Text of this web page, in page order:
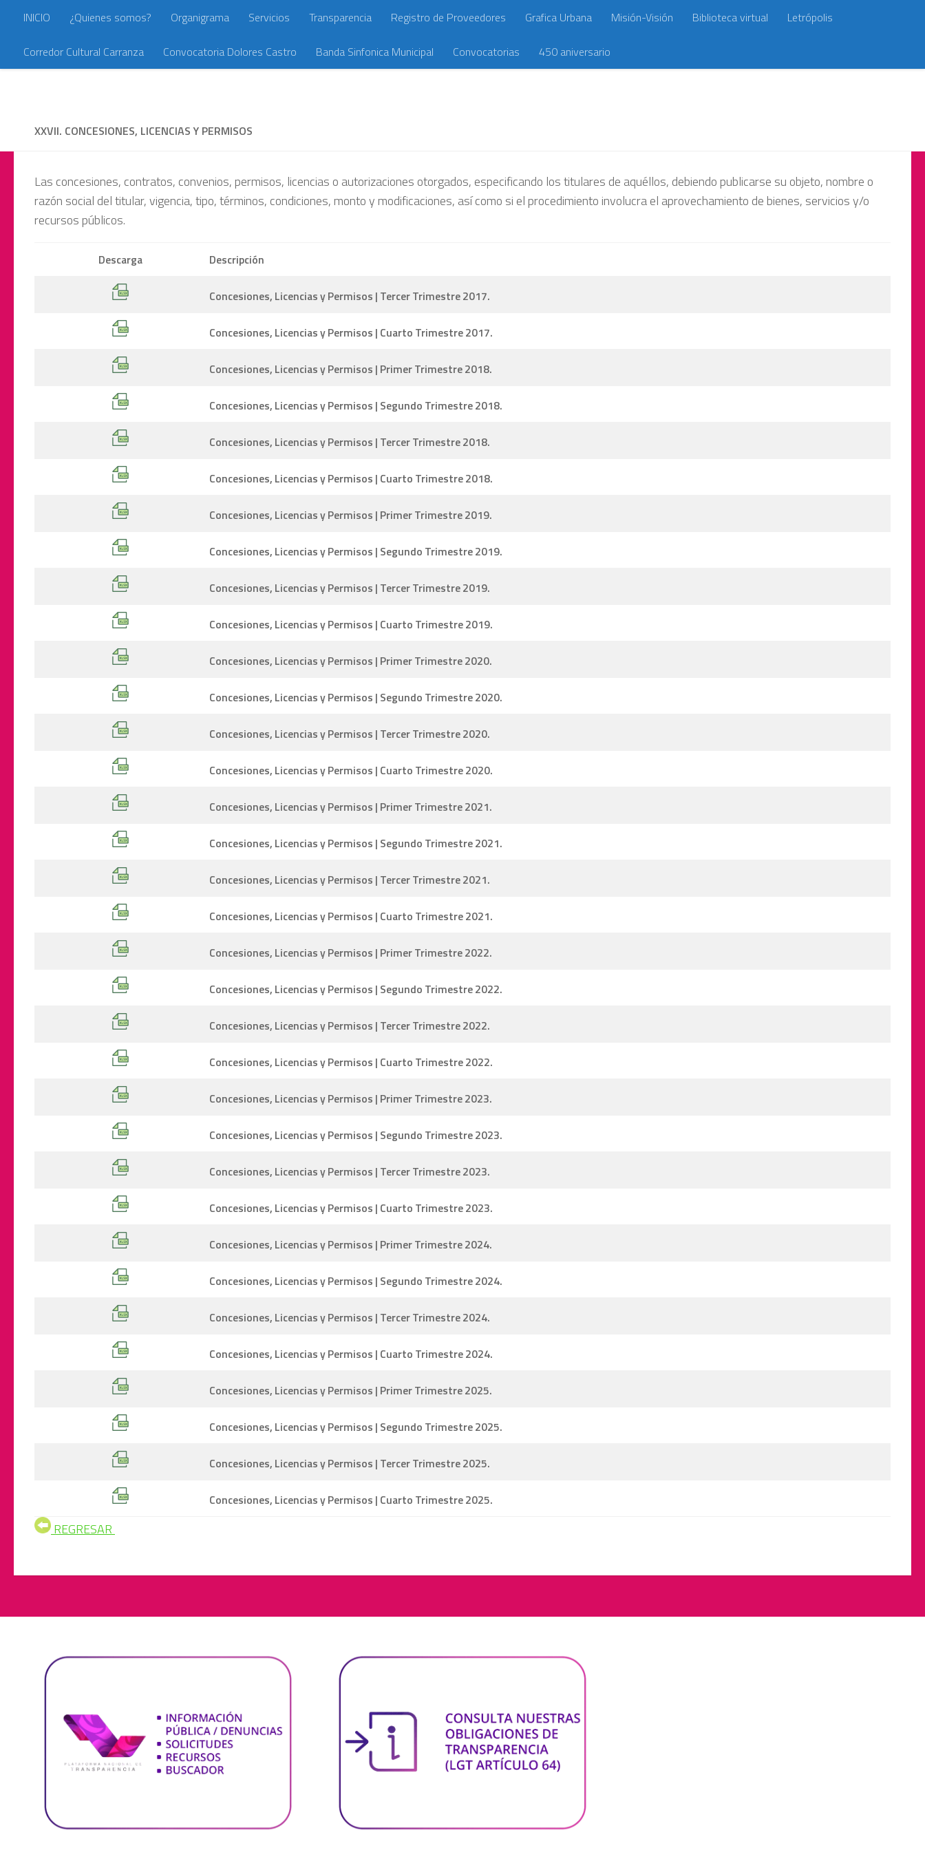
Saltar al contenido
INICIO ¿Quienes somos? Organigrama Servicios Transparencia Registro de Proveedores Grafica Urbana Misión-Visión Biblioteca virtual Letrópolis
Corredor Cultural Carranza Convocatoria Dolores Castro Banda Sinfonica Municipal Convocatorias 450 aniversario
XXVII. CONCESIONES, LICENCIAS Y PERMISOS
Las concesiones, contratos, convenios, permisos, licencias o autorizaciones otorgados, especificando los titulares de aquéllos, debiendo publicarse su objeto, nombre o
razón social del titular, vigencia, tipo, términos, condiciones, monto y modificaciones, así como si el procedimiento involucra el aprovechamiento de bienes, servicios y/o
recursos públicos.
Descarga Descripción
Concesiones, Licencias y Permisos | Tercer Trimestre 2017.
Concesiones, Licencias y Permisos | Cuarto Trimestre 2017.
Concesiones, Licencias y Permisos | Primer Trimestre 2018.
Concesiones, Licencias y Permisos | Segundo Trimestre 2018.
Concesiones, Licencias y Permisos | Tercer Trimestre 2018.
Concesiones, Licencias y Permisos | Cuarto Trimestre 2018.
Concesiones, Licencias y Permisos | Primer Trimestre 2019.
Concesiones, Licencias y Permisos | Segundo Trimestre 2019.
Concesiones, Licencias y Permisos | Tercer Trimestre 2019.
Concesiones, Licencias y Permisos | Cuarto Trimestre 2019.
Concesiones, Licencias y Permisos | Primer Trimestre 2020.
Concesiones, Licencias y Permisos | Segundo Trimestre 2020.
Concesiones, Licencias y Permisos | Tercer Trimestre 2020.
Concesiones, Licencias y Permisos | Cuarto Trimestre 2020.
Concesiones, Licencias y Permisos | Primer Trimestre 2021.
Concesiones, Licencias y Permisos | Segundo Trimestre 2021.
Concesiones, Licencias y Permisos | Tercer Trimestre 2021.
Concesiones, Licencias y Permisos | Cuarto Trimestre 2021.
Concesiones, Licencias y Permisos | Primer Trimestre 2022.
Concesiones, Licencias y Permisos | Segundo Trimestre 2022.
Concesiones, Licencias y Permisos | Tercer Trimestre 2022.
Concesiones, Licencias y Permisos | Cuarto Trimestre 2022.
Concesiones, Licencias y Permisos | Primer Trimestre 2023.
Concesiones, Licencias y Permisos | Segundo Trimestre 2023.
Concesiones, Licencias y Permisos | Tercer Trimestre 2023.
Concesiones, Licencias y Permisos | Cuarto Trimestre 2023.
Concesiones, Licencias y Permisos | Primer Trimestre 2024.
Concesiones, Licencias y Permisos | Segundo Trimestre 2024.
Concesiones, Licencias y Permisos | Tercer Trimestre 2024.
Concesiones, Licencias y Permisos | Cuarto Trimestre 2024.
Concesiones, Licencias y Permisos | Primer Trimestre 2025.
Concesiones, Licencias y Permisos | Segundo Trimestre 2025.
Concesiones, Licencias y Permisos | Tercer Trimestre 2025.
Concesiones, Licencias y Permisos | Cuarto Trimestre 2025.
REGRESAR